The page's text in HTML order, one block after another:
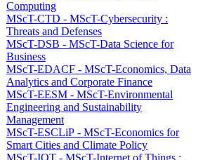
Computing
MScT-CTD - MScT-Cybersecurity :
Threats and Defenses
MScT-DSB - MScT-Data Science for
Business
MScT-EDACF - MScT-Economics, Data
Analytics and Corporate Finance
MScT-EESM - MScT-Environmental
Engineering and Sustainability
Management
MScT-ESCLiP - MScT-Economics for
Smart Cities and Climate Policy
MScT-IOT - MScT-Internet of Things :